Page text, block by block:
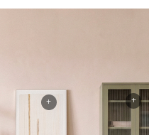
+
+